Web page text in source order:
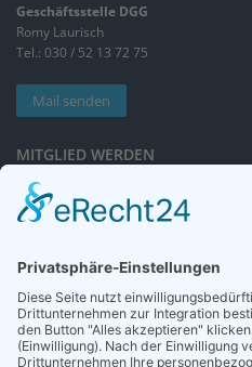
Geschäftsstelle DGG
Romy Laurisch
Tel.: 030 / 52 13 72 75
Mail senden
MITGLIED WERDEN
Sieben gute Gründe
für Ihre Mitgliedschaft
NEWSLETTER